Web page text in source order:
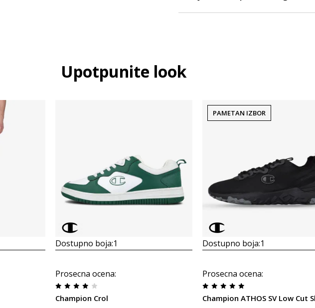
Upotpunite look
Dostupno boja:1
Prosecna ocena:
Champion Crol
PAMETAN IZBOR
Dostupno boja:1
Prosecna ocena:
Champion ATHOS SV Low Cut